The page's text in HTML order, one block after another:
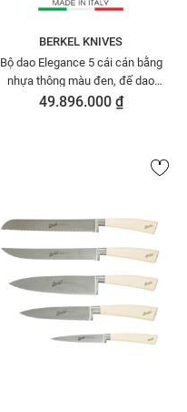
BERKEL KNIVES
Bộ dao Elegance 5 cái cán bằng
nhựa thông màu đen, đế dao
bọc da bò màu đen BERKEL
49.896.000 ₫